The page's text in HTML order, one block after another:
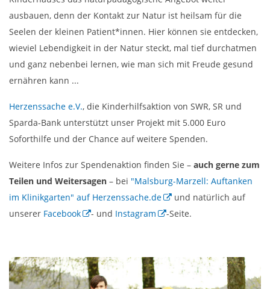
ausbauen, denn der Kontakt zur Natur ist heilsam für die
Seelen der kleinen Patient*innen. Hier können sie entdecken,
wieviel Lebendigkeit in der Natur steckt, mal tief durchatmen
und ganz nebenbei lernen, wie man sich mit Freude gesund
ernähren kann ...
Herzenssache e.V., die Kinderhilfsaktion von SWR, SR und
Sparda-Bank unterstützt unser Projekt mit 5.000 Euro
Soforthilfe und der Chance auf weitere Spenden.
Weitere Infos zur Spendenaktion finden Sie – auch gerne zum
Teilen und Weitersagen – bei "Malsburg-Marzell: Auftanken
im Klinikgarten" auf Herzenssache.de
und natürlich auf
unserer Facebook - und Instagram -Seite.